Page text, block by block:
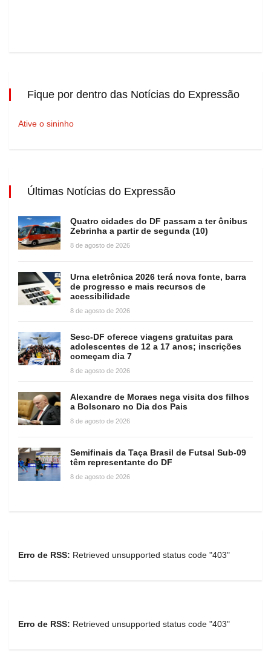
Fique por dentro das Notícias do Expressão
Ative o sininho
Últimas Notícias do Expressão
Quatro cidades do DF passam a ter ônibus
Zebrinha a partir de segunda (10)
8 de agosto de 2026
Urna eletrônica 2026 terá nova fonte, barra
de progresso e mais recursos de
acessibilidade
8 de agosto de 2026
Sesc-DF oferece viagens gratuitas para
adolescentes de 12 a 17 anos; inscrições
começam dia 7
8 de agosto de 2026
Alexandre de Moraes nega visita dos filhos
a Bolsonaro no Dia dos Pais
8 de agosto de 2026
Semifinais da Taça Brasil de Futsal Sub-09
têm representante do DF
8 de agosto de 2026
Erro de RSS: Retrieved unsupported status code "403"
Erro de RSS: Retrieved unsupported status code "403"